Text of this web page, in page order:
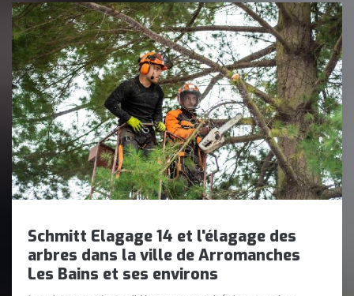
Schmitt Elagage 14 et l'élagage des
arbres dans la ville de Arromanches
Les Bains et ses environs